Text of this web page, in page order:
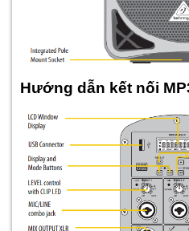
Hướng dẫn kết nối